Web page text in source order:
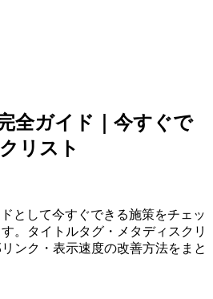
全ガイド｜今すぐで
リスト
として今すぐできる施策をチェッ
。タイトルタグ・メタディスクリ
ンク・表示速度の改善方法をまと